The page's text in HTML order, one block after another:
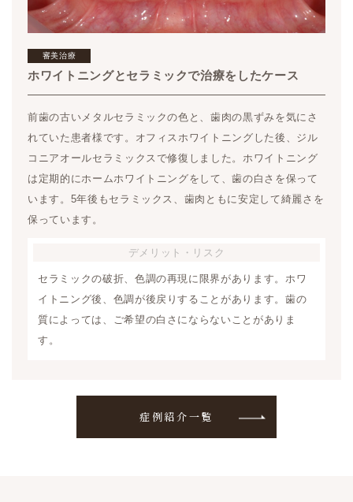
審美治療
ホワイトニングとセラミックで治療をしたケース
前歯の古いメタルセラミックの色と、歯肉の黒ずみを気にさ
れていた患者様です。オフィスホワイトニングした後、ジル
コニアオールセラミックスで修復しました。ホワイトニング
は定期的にホームホワイトニングをして、歯の白さを保って
います。5年後もセラミックス、歯肉ともに安定して綺麗さを
保っています。
デメリット ・リスク
セラミックの破折、色調の再現に限界があります。ホワ
イトニング後、色調が後戻りすることがあります。歯の
質によっては、ご希望の白さにならないことがありま
す。
症例紹介一覧